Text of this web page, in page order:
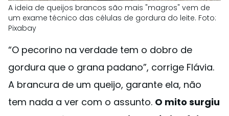
A ideia de queijos brancos são mais "magros" vem de
um exame técnico das células de gordura do leite. Foto:
Pixabay
“O pecorino na verdade tem o dobro de
gordura que o grana padano”, corrige Flávia.
A brancura de um queijo, garante ela, não
tem nada a ver com o assunto. O mito surgiu